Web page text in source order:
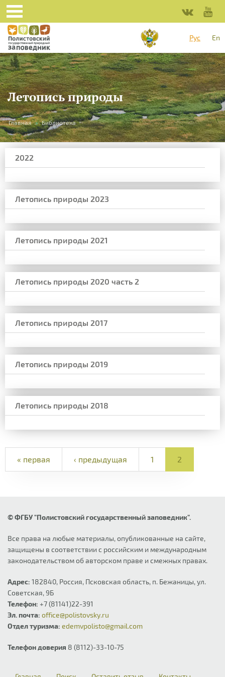
Рус En
Летопись природы
Вы
здесь
Главная » Библиотека
2022
Летопись природы 2023
Летопись природы 2021
Летопись природы 2020 часть 2
Летопись природы 2017
Летопись природы 2019
Летопись природы 2018
« первая ‹ предыдущая 1 2
© ФГБУ "Полистовский государственный заповедник".
Все права на любые материалы, опубликованные на сайте,
защищены в соответствии с российским и международным
законодательством об авторском праве и смежных правах.
Адрес: 182840, Россия, Псковская область, п. Бежаницы, ул.
Советская, 9Б
Телефон: +7 (81141)22-391
Эл. почта: office@polistovsky.ru
Отдел туризма: edemvpolisto@gmail.com
Телефон доверия 8 (8112)-33-10-75